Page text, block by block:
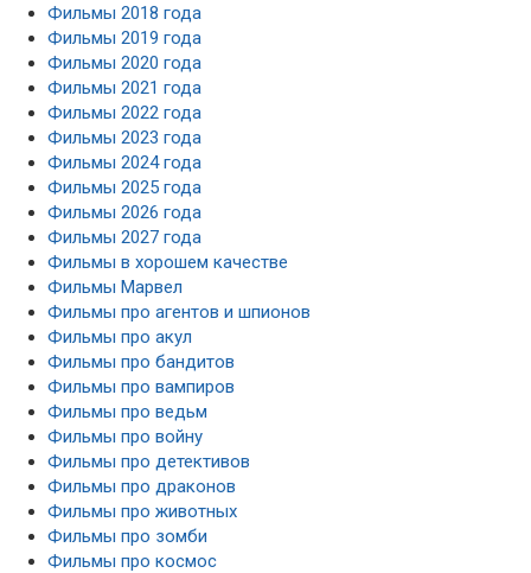
Фильмы 2018 года
Фильмы 2019 года
Фильмы 2020 года
Фильмы 2021 года
Фильмы 2022 года
Фильмы 2023 года
Фильмы 2024 года
Фильмы 2025 года
Фильмы 2026 года
Фильмы 2027 года
Фильмы в хорошем качестве
Фильмы Марвел
Фильмы про агентов и шпионов
Фильмы про акул
Фильмы про бандитов
Фильмы про вампиров
Фильмы про ведьм
Фильмы про войну
Фильмы про детективов
Фильмы про драконов
Фильмы про животных
Фильмы про зомби
Фильмы про космос